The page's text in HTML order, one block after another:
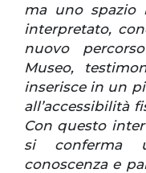
ma uno
interpretato,
nuovo
Museo,
inserisce in un
all’accessibilità
Con questo
si conferma
conoscenza e